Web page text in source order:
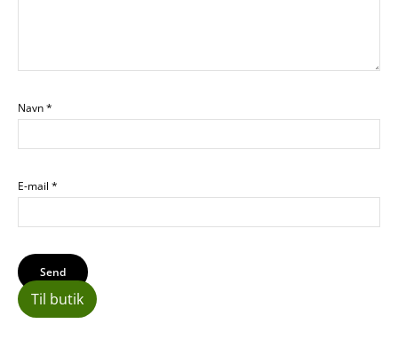
Navn*
E-mail *
Til butik